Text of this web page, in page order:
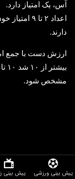
آس، یک امتياز دارد.
اعداد ٢
دارند.
ارزش دست با جمع
مشخص شود.
پیش بینی ورزشی پیش بینی